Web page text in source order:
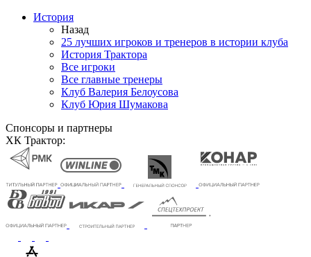
История
Назад
25 лучших игроков и тренеров в истории клуба
История Трактора
Все игроки
Все главные тренеры
Клуб Валерия Белоусова
Клуб Юрия Шумакова
Спонсоры и партнеры
ХК Трактор: